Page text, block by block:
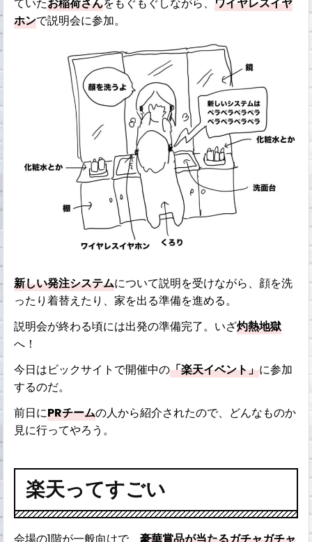
ホンで説明会に参加。
新しい発注システムについて説明を受けながら、顔を洗
ったり着替えたり、家を出る準備を進める。
説明会が終わる頃には出発の準備完了。いざ灼熱地獄
へ！
今日はビックサイトで開催中の「楽天イベント」に参加
するのだ。
前日にPRチームの人から紹介されたので、どんなものか
見に行ってやろう。
楽天ってすごい